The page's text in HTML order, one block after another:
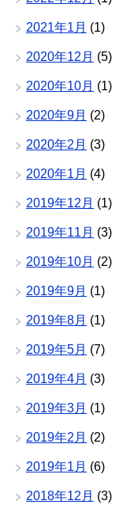
2021年1月 (1)
2020年12月 (5)
2020年10月 (1)
2020年9月 (2)
2020年2月 (3)
2020年1月 (4)
2019年12月 (1)
2019年11月 (3)
2019年10月 (2)
2019年9月 (1)
2019年8月 (1)
2019年5月 (7)
2019年4月 (3)
2019年3月 (1)
2019年2月 (2)
2019年1月 (6)
2018年12月 (3)